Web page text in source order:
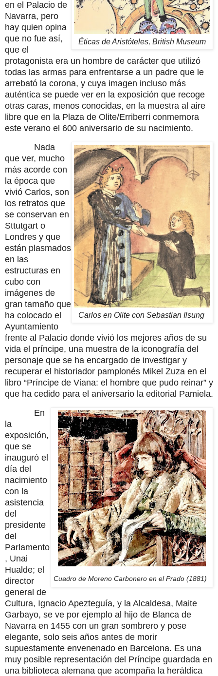
Éticas de Aristóteles, British Museum
en el Palacio de
Navarra, pero
hay quien opina
que no fue así,
que el
protagonista era un hombre de carácter que utilizó
todas las armas para enfrentarse a un padre que le
arrebató la corona, y cuya imagen incluso más
auténtica se puede ver en la exposición que recoge
otras caras, menos conocidas, en la muestra al aire
libre que en la Plaza de Olite/Erriberri conmemora
este verano el 600 aniversario de su nacimiento.
Carlos en Olite con Sebastian Ilsung
Nada
que ver, mucho
más acorde con
la época que
vivió Carlos, son
los retratos que
se conservan en
Sttutgart o
Londres y que
están plasmados
en las
estructuras en
cubo con
imágenes de
gran tamaño que
ha colocado el
Ayuntamiento
frente al Palacio donde vivió los mejores años de su
vida el príncipe, una muestra de la iconografía del
personaje que se ha encargado de investigar y
recuperar el historiador pamplonés Mikel Zuza en el
libro “Príncipe de Viana: el hombre que pudo reinar” y
que ha cedido para el aniversario la editorial Pamiela.
Cuadro de Moreno Carbonero en el Prado (1881)
En
la
exposición,
que se
inauguró el
día del
nacimiento
con la
asistencia
del
presidente
del
Parlamento
, Unai
Hualde; el
director
general de
Cultura, Ignacio Apezteguía, y la Alcaldesa, Maite
Garbayo, se ve por ejemplo al hijo de Blanca de
Navarra en 1455 con un gran sombrero y pose
elegante, solo seis años antes de morir
supuestamente envenenado en Barcelona. Es una
muy posible representación del Príncipe guardada en
una biblioteca alemana que acompaña la heráldica